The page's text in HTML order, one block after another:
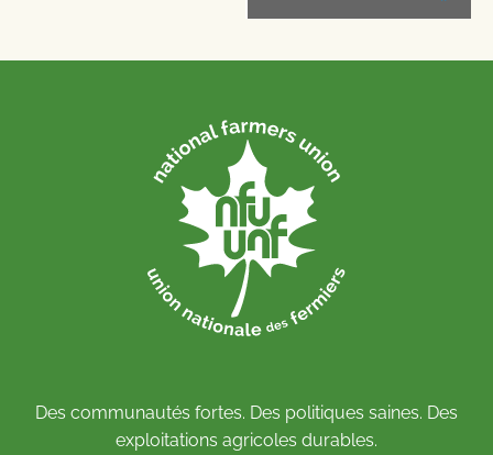
Des communautés fortes. Des politiques saines. Des
exploitations agricoles durables.